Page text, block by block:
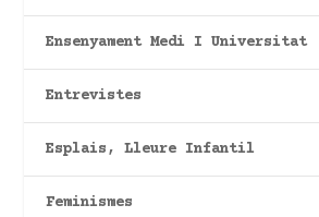
Ensenyament Medi I Universitat
Entrevistes
Esplais, Lleure Infantil
Feminismes